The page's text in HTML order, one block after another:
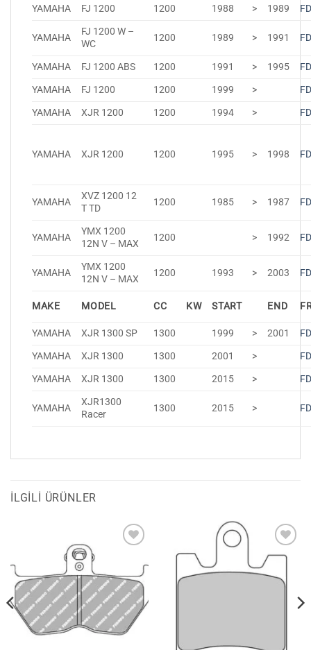
YAMAHA FJ 1200 1200 1988 > 1989
YAMAHA
FJ 1200 W –
WC
1200 1989 > 1991
YAMAHA FJ 1200 ABS 1200 1991 > 1995
YAMAHA
FJ 1200 1200 1999 >
YAMAHA
XJR 1200 1200 1994 >
YAMAHA XJR 1200 1200 1995 > 1998
YAMAHA
XVZ 1200 12
T TD
1200 1985 > 1987
YAMAHA
YMX 1200
12N V – MAX
1200 > 1992
YAMAHA
YMX 1200
12N V – MAX
1200 1993 > 2003
MAKE MODEL CC KW START END
YAMAHA XJR 1300 SP 1300 1999 > 2001
YAMAHA
XJR 1300 1300 2001 >
YAMAHA
XJR 1300 1300 2015 >
YAMAHA
XJR1300
Racer
1300 2015 >
İLGILI ÜRÜNLER
Favorilerime
Ekle